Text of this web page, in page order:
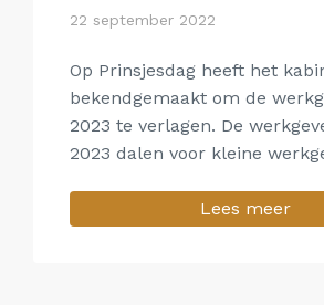
22 september 2022
Op Prinsjesdag heeft het
bekendgemaakt om de
2023 te verlagen. De
2023 dalen voor kleine
Lees meer